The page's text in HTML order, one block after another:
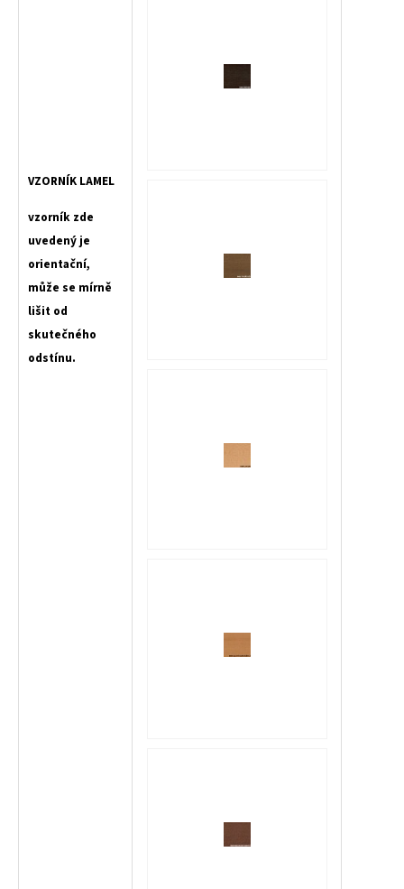
VZORNÍK LAMEL
vzorník zde
uvedený je
orientační,
může se mírně
lišit od
skutečného
odstínu.